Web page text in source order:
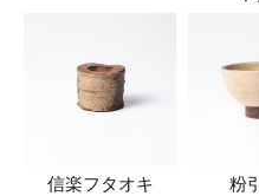
信楽フタオキ 粉